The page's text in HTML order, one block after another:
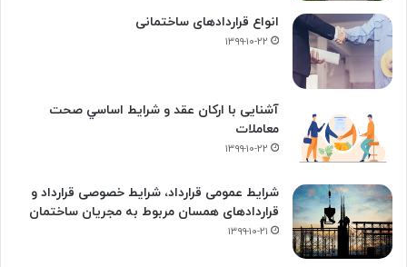
انواع قراردادهای ساختمانی
۱۳۹۹-۱۰-۲۲
آشنایی با ارکان عقد و شرايط اساسي صحت
معاملات
۱۳۹۹-۱۰-۲۲
شرایط عمومی قرارداد، شرایط خصوصی قرارداد و
قراردادهای همسان مربوط به مجریان ساختمان
۱۳۹۹-۱۰-۲۱